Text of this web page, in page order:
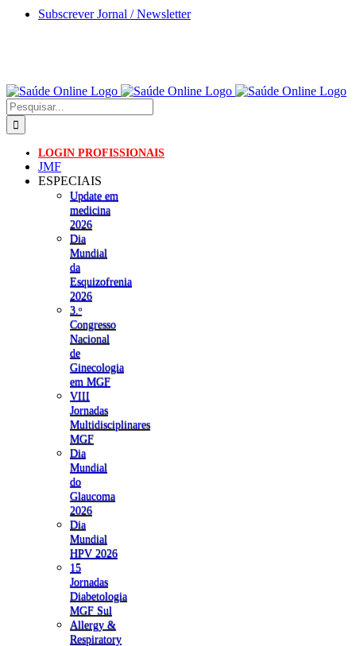
Skip
Subscrever Jornal / Newsletter
Pesquisar
LOGIN PROFISSIONAIS
JMF
ESPECIAIS
Update em
medicina
2026
Dia
Mundial
da
Esquizofrenia
2026
3.ᵒ
Congresso
Nacional
de
Ginecologia
em MGF
VIII
Jornadas
Multidisciplinares
MGF
Dia
Mundial
do
Glaucoma
2026
Dia
Mundial
HPV 2026
15
Jornadas
Diabetologia
MGF Sul
Allergy &
Respiratory